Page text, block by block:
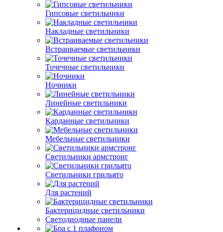
Гипсовые светильники
Накладные светильники
Встраиваемые светильники
Точечные светильники
Ночники
Линейные светильники
Карданные светильники
Мебельные светильники
Светильники армстронг
Светильники грильято
Для растений
Бактерицидные светильники
Светодиодные панели